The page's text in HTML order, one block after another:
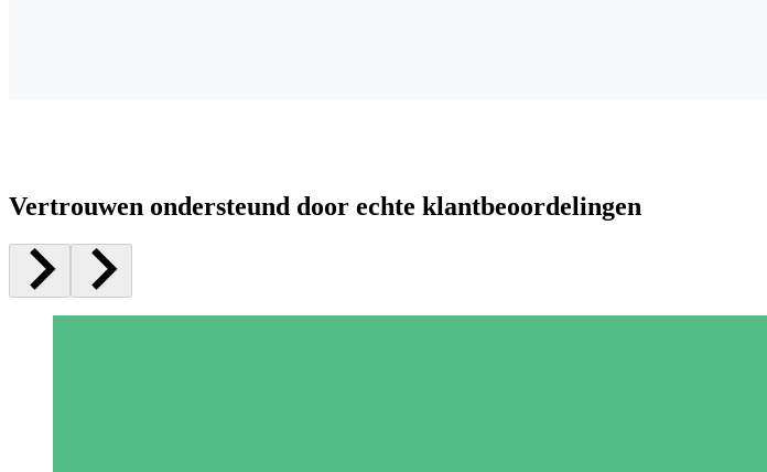
Vertrouwen ondersteund door echte klantbeoordelingen